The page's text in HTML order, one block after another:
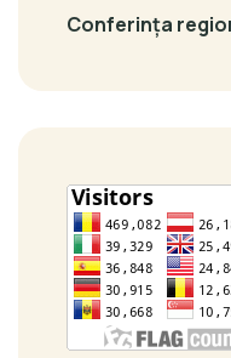
Conferința